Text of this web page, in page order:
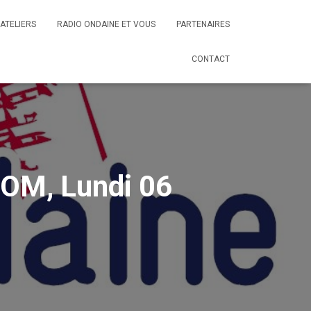
ATELIERS RADIO ONDAINE ET VOUS PARTENAIRES
CONTACT
Lundi 06